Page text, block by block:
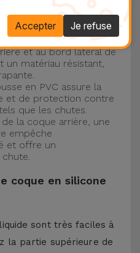
les casses !
de silicone liquide
couverture
et au bord latéral de
un matériau résistant,
en PVC assure la
et de protection contre
que les chutes.
la coque arrière, une
empêche
et offre un
coque en silicone
sont très faciles à
la partie supérieure de
Je refuse
Accepter